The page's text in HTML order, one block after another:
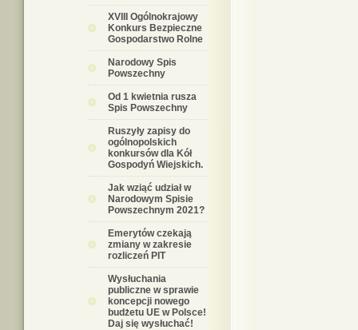
XVIII Ogólnokrajowy
Konkurs Bezpieczne
Gospodarstwo Rolne
Narodowy Spis
Powszechny
Od 1 kwietnia rusza
Spis Powszechny
Ruszyły zapisy do
ogólnopolskich
konkursów dla Kół
Gospodyń Wiejskich.
Jak wziąć udział w
Narodowym Spisie
Powszechnym 2021?
Emerytów czekają
zmiany w zakresie
rozliczeń PIT
Wysłuchania
publiczne w sprawie
koncepcji nowego
budżetu UE w Polsce!
Daj się wysłuchać!